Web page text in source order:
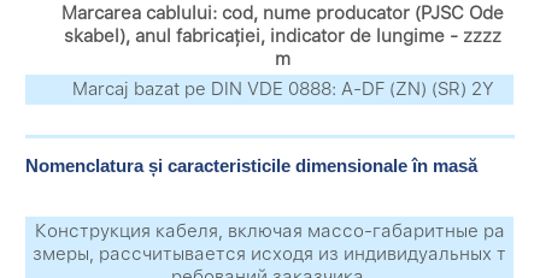
Marcarea cablului: cod, nume producator (PJSC Ode
skabel), anul fabricației, indicator de lungime - zzzz
m
Marcaj bazat pe DIN VDE 0888: A-DF (ZN) (SR) 2Y
Nomenclatura și caracteristicile dimensionale în masă
Конструкция кабеля, включая массо-габаритные ра
змеры, рассчитывается исходя из индивидуальных т